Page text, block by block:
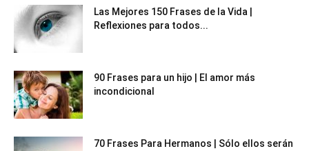
Las Mejores 150 Frases de la Vida |
Reflexiones para todos...
90 Frases para un hijo | El amor más
incondicional
70 Frases Para Hermanos | Sólo ellos serán